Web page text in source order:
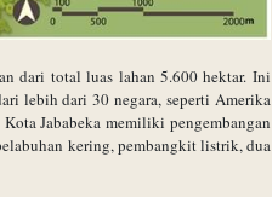
dari total luas lahan 5.600 hektar. Ini
lebih dari 30 negara, seperti Amerika
Jababeka memiliki pengembangan
kering, pembangkit listrik, dua